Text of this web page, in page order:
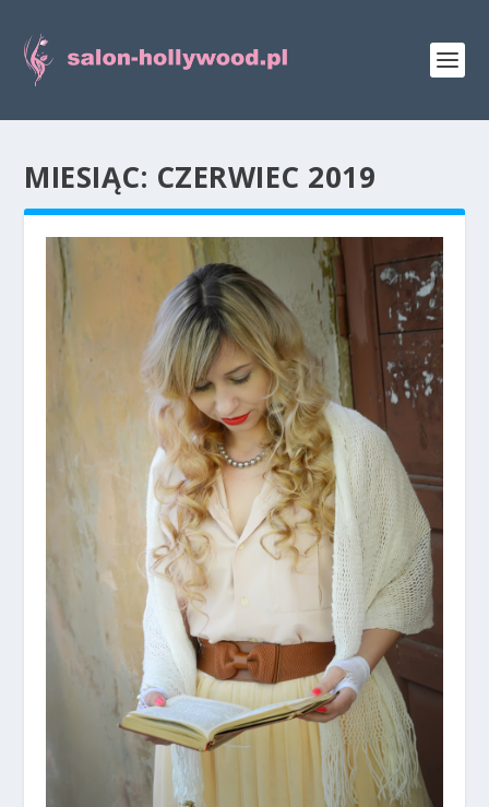
MIESIĄC: CZERWIEC 2019